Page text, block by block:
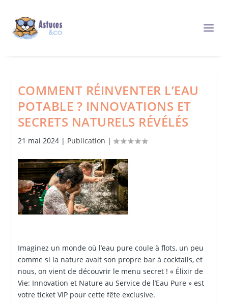
COMMENT RÉINVENTER L’EAU
POTABLE ? INNOVATIONS ET
SECRETS NATURELS RÉVÉLÉS
21 mai 2024| Publication |
Imaginez un monde où l’eau pure coule à flots, un peu
comme si la nature avait son propre bar à cocktails, et
nous, on vient de découvrir le menu secret ! « Élixir de
Vie: Innovation et Nature au Service de l’Eau Pure » est
votre ticket VIP pour cette fête exclusive.